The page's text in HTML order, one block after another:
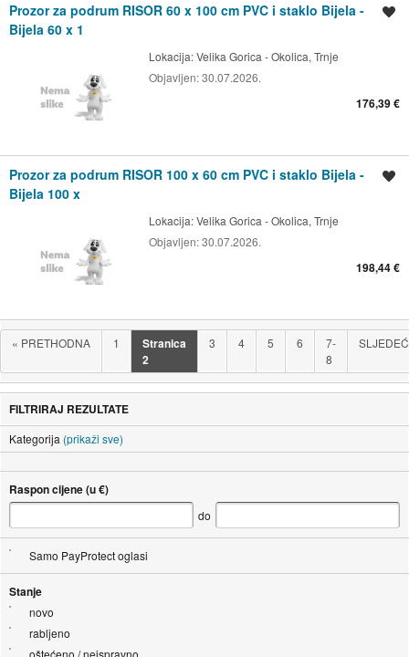
Prozor za podrum RISOR 60 x 100 cm PVC i staklo Bijela -
Bijela 60 x 1
Lokacija:Velika Gorica - Okolica, Trnje
Objavljen:30.07.2026.
176,39 €
Prozor za podrum RISOR 100 x 60 cm PVC i staklo Bijela -
Bijela 100 x
Lokacija:Velika Gorica - Okolica, Trnje
Objavljen:30.07.2026.
198,44 €
« PRETHODNA 1
Stranica
2
3 4 5 6
7-
8
FILTRIRAJ REZULTATE
Kategorija (prikaži sve)
Raspon cijene (u €)
do
Samo PayProtect oglasi
Stanje
novo
rabljeno
oštećeno / neispravno